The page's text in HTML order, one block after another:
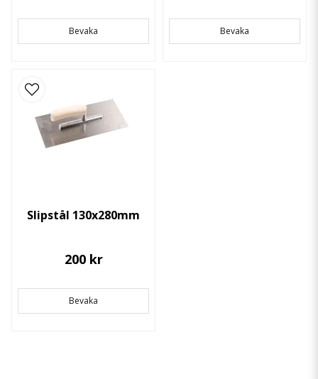
Bevaka Bevaka
Slipstål 130x280mm
200 kr
Bevaka